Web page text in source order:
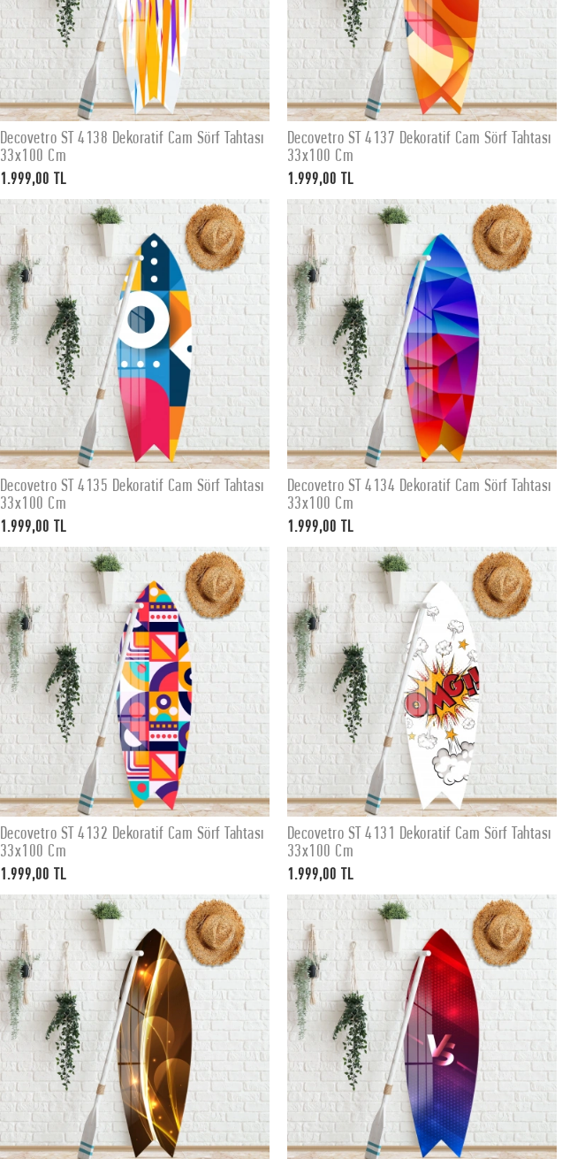
SEPETE EKLE
Decovetro ST 4138 Dekoratif Cam Sörf Tahtası
33x100 Cm
1.999,00 TL
SEPETE EKLE
Decovetro ST 4137 Dekoratif Cam Sörf Tahtası
33x100 Cm
1.999,00 TL
SEPETE EKLE
Decovetro ST 4135 Dekoratif Cam Sörf Tahtası
33x100 Cm
1.999,00 TL
SEPETE EKLE
Decovetro ST 4134 Dekoratif Cam Sörf Tahtası
33x100 Cm
1.999,00 TL
SEPETE EKLE
Decovetro ST 4132 Dekoratif Cam Sörf Tahtası
33x100 Cm
1.999,00 TL
SEPETE EKLE
Decovetro ST 4131 Dekoratif Cam Sörf Tahtası
33x100 Cm
1.999,00 TL